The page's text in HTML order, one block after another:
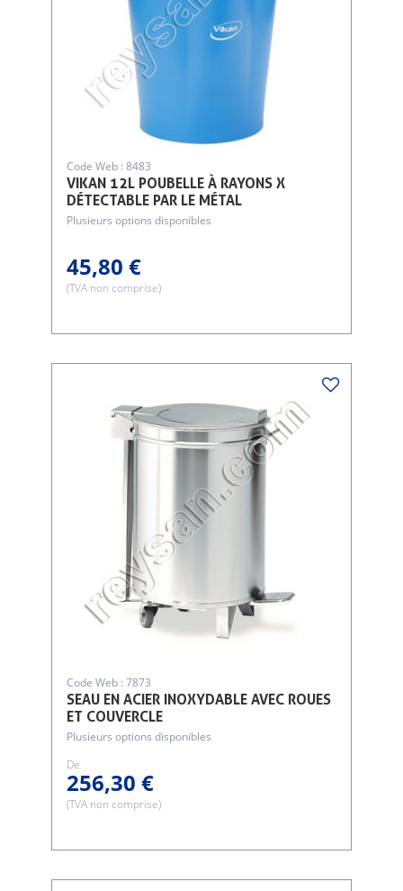
VIKAN 12L POUBELLE À RAYONS X
DÉTECTABLE PAR LE MÉTAL
Code Web : 8483
Plusieurs options disponibles
45,80 €
(TVA non comprise)
SEAU EN ACIER INOXYDABLE AVEC ROUES
ET COUVERCLE
Code Web : 7873
Plusieurs options disponibles
De
256,30 €
(TVA non comprise)